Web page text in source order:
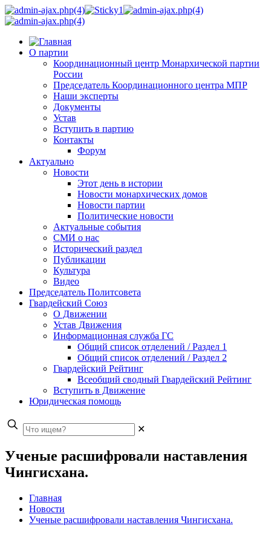
О партии
Координационный центр Монархической партии
России
Председатель Координационного центра МПР
Наши эксперты
Документы
Устав
Вступить в партию
Контакты
Форум
Актуально
Новости
Этот день в истории
Новости монархических домов
Новости партии
Политические новости
Актуальные события
СМИ о нас
Исторический раздел
Публикации
Культура
Видео
Председатель Политсовета
Гвардейский Союз
О Движении
Устав Движения
Информационная служба ГС
Общий список отделений / Раздел 1
Общий список отделений / Раздел 2
Гвардейский Рейтинг
Всеобщий сводный Гвардейский Рейтинг
Вступить в Движение
Юридическая помощь
✕
Ученые расшифровали наставления
Чингисхана.
Главная
Новости
Ученые расшифровали наставления Чингисхана.